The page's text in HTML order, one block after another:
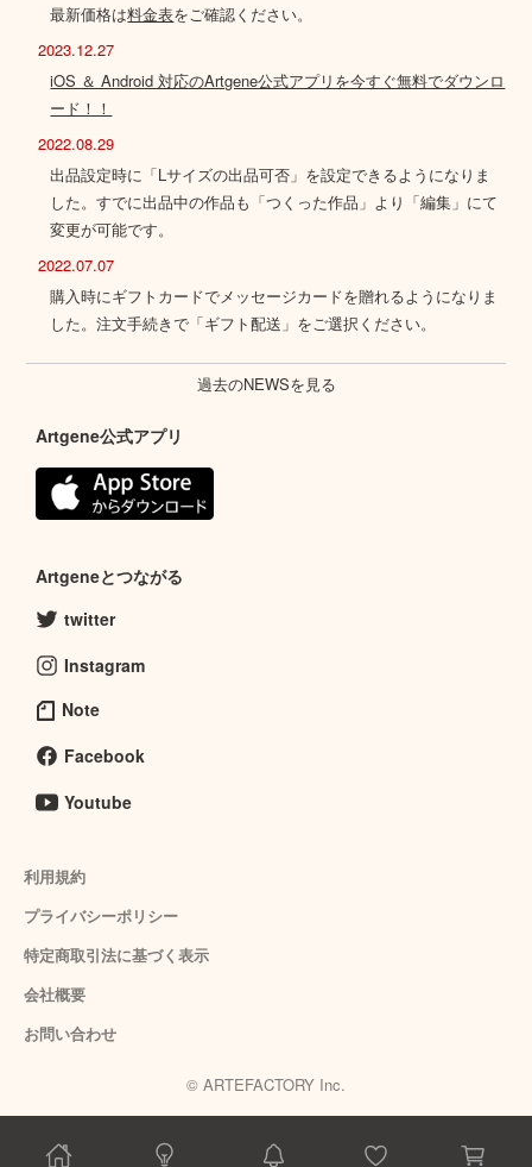
最新価格は料金表をご確認ください。
2023.12.27
iOS ＆ Android 対応のArtgene公式アプリを今すぐ無料でダウンロ
ード！！
2022.08.29
出品設定時に「Lサイズの出品可否」を設定できるようになりま
した。すでに出品中の作品も「つくった作品」より「編集」にて
変更が可能です。
2022.07.07
購入時にギフトカードでメッセージカードを贈れるようになりま
した。注文手続きで「ギフト配送」をご選択ください。
過去のNEWSを見る
Artgene公式アプリ
Artgeneとつながる
twitter
Instagram
Note
Facebook
Youtube
利用規約
プライバシーポリシー
特定商取引法に基づく表示
会社概要
お問い合わせ
© ARTEFACTORY Inc.